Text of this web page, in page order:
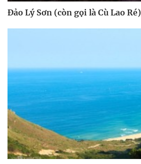
Đảo Lý Sơn (còn gọi là Cù Lao Ré)